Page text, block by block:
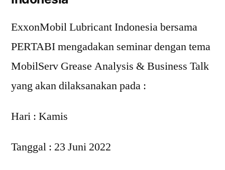
ExxonMobil Lubricant Indonesia bersama
PERTABI mengadakan seminar dengan tema
MobilServ Grease Analysis & Business Talk
yang akan dilaksanakan pada :
Hari : Kamis
Tanggal : 23 Juni 2022